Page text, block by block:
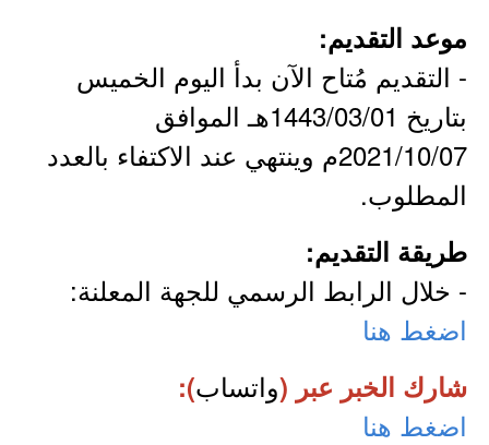
موعد التقديم:
- التقديم مُتاح الآن بدأ اليوم الخميس
بتاريخ 1443/03/01هـ الموافق
2021/10/07م وينتهي عند الاكتفاء بالعدد
المطلوب.
طريقة التقديم:
- خلال الرابط الرسمي للجهة المعلنة:
اضغط هنا
شارك الخبر عبر (واتساب):
اضغط هنا